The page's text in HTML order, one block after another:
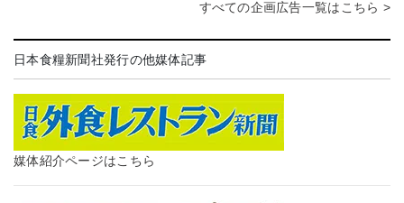
すべての企画広告一覧はこちら >
日本食糧新聞社発行の他媒体記事
媒体紹介ページはこちら